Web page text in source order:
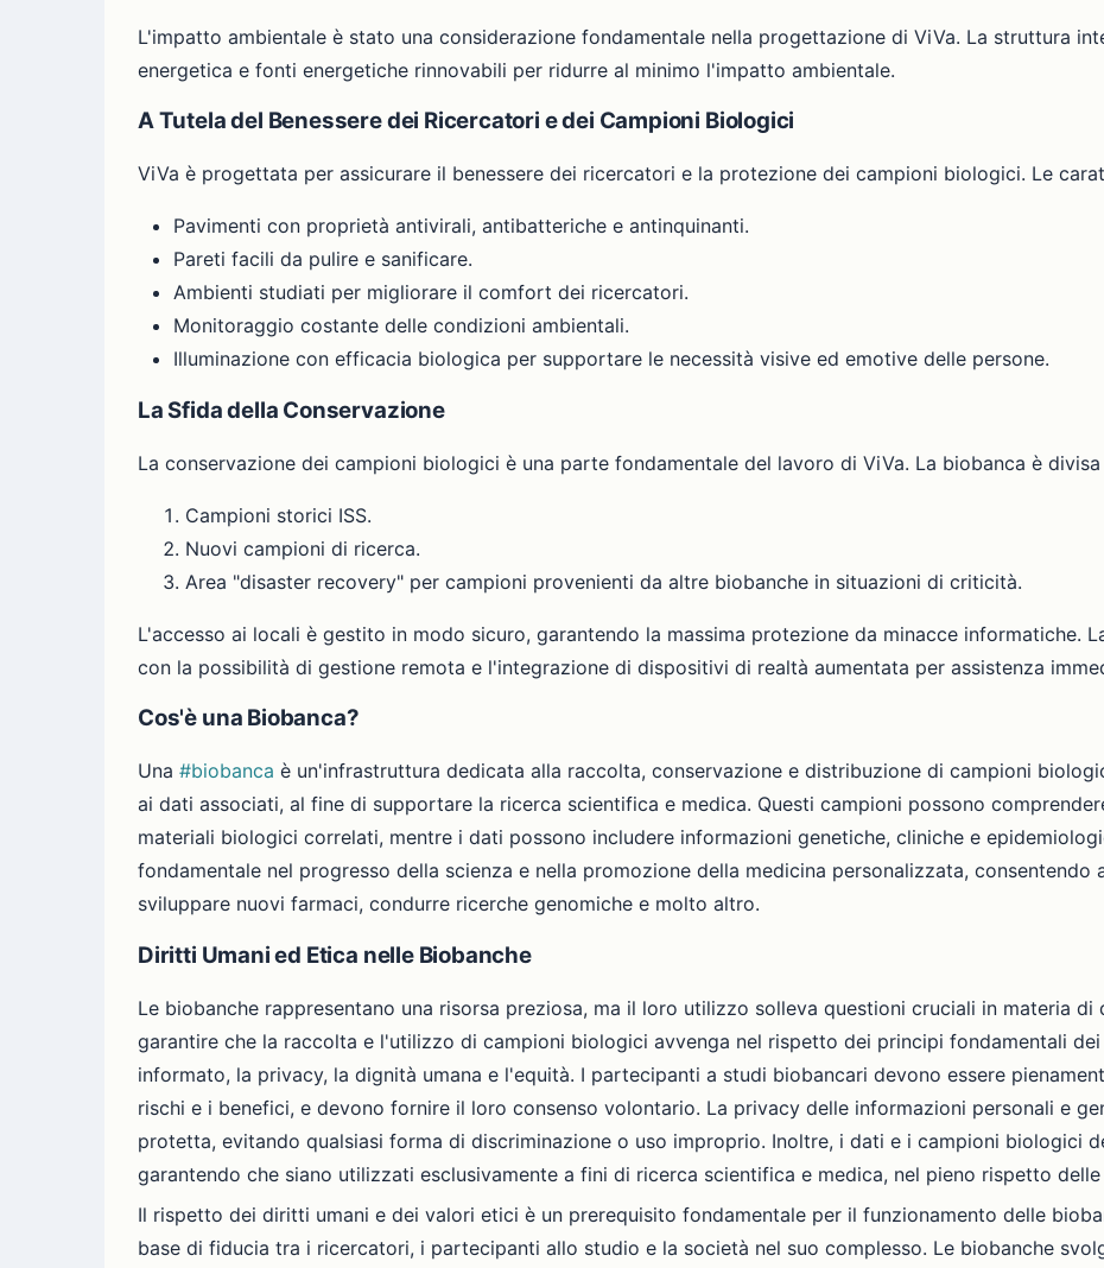
L'impatto ambientale è stato una considerazione fondamentale nella progettazione di ViVa. La struttura
energetica e fonti energetiche rinnovabili per ridurre al minimo l'impatto ambientale.
A Tutela del Benessere dei Ricercatori e dei Campioni Biologici
ViVa è progettata per assicurare il benessere dei ricercatori e la protezione dei campioni biologici. Le
Pavimenti con proprietà antivirali, antibatteriche e antinquinanti.
Pareti facili da pulire e sanificare.
Ambienti studiati per migliorare il comfort dei ricercatori.
Monitoraggio costante delle condizioni ambientali.
Illuminazione con efficacia biologica per supportare le necessità visive ed emotive delle persone.
La Sfida della Conservazione
La conservazione dei campioni biologici è una parte fondamentale del lavoro di ViVa. La biobanca è
Campioni storici ISS.
Nuovi campioni di ricerca.
Area "disaster recovery" per campioni provenienti da altre biobanche in situazioni di criticità.
L'accesso ai locali è gestito in modo sicuro, garantendo la massima protezione da minacce informatiche.
con la possibilità di gestione remota e l'integrazione di dispositivi di realtà aumentata per assistenza
Cos'è una Biobanca?
Una #biobanca è un'infrastruttura dedicata alla raccolta, conservazione e distribuzione di campioni
ai dati associati, al fine di supportare la ricerca scientifica e medica. Questi campioni possono
materiali biologici correlati, mentre i dati possono includere informazioni genetiche, cliniche e
fondamentale nel progresso della scienza e nella promozione della medicina personalizzata,
sviluppare nuovi farmaci, condurre ricerche genomiche e molto altro.
Diritti Umani ed Etica nelle Biobanche
Le biobanche rappresentano una risorsa preziosa, ma il loro utilizzo solleva questioni cruciali in materia
garantire che la raccolta e l'utilizzo di campioni biologici avvenga nel rispetto dei principi fondamentali
informato, la privacy, la dignità umana e l'equità. I partecipanti a studi biobancari devono essere
rischi e i benefici, e devono fornire il loro consenso volontario. La privacy delle informazioni personali e
protetta, evitando qualsiasi forma di discriminazione o uso improprio. Inoltre, i dati e i campioni biologici
garantendo che siano utilizzati esclusivamente a fini di ricerca scientifica e medica, nel pieno rispetto
Il rispetto dei diritti umani e dei valori etici è un prerequisito fondamentale per il funzionamento delle
base di fiducia tra i ricercatori, i partecipanti allo studio e la società nel suo complesso. Le biobanche